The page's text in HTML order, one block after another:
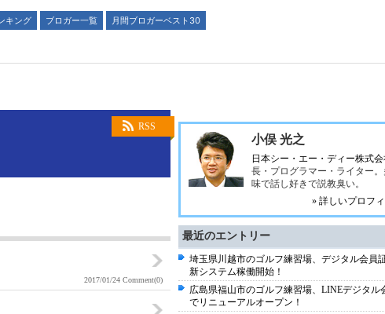
キング ブロガー一覧
月間ブロガーベスト30
RSS
2017/01/24 Comment(0)
小俣 光之
日本シー・エー・ディー株式会
長・プログラマー・ライター。
味で話し好きで説教臭い。
» 詳しいプロフ
最近のエントリー
埼玉県川越市のゴルフ練習場、デジタル会員
新システム稼働開始！
広島県福山市のゴルフ練習場、LINEデジタル
でリニューアルオープン！